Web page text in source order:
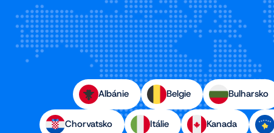
Albánie Belgie Bulharsko
Chorvatsko Itálie Kanada